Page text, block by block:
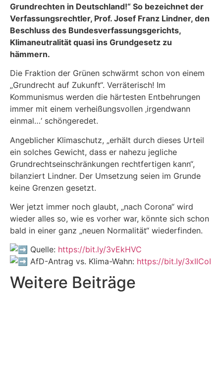
Grundrechten in Deutschland!“ So bezeichnet der
Verfassungsrechtler, Prof. Josef Franz Lindner, den
Beschluss des Bundesverfassungsgerichts,
Klimaneutralität quasi ins Grundgesetz zu
hämmern.
Die Fraktion der Grünen schwärmt schon von einem
„Grundrecht auf Zukunft“. Verräterisch! Im
Kommunismus werden die härtesten Entbehrungen
immer mit einem verheißungsvollen ‚irgendwann
einmal…‘ schöngeredet.
Angeblicher Klimaschutz, „erhält durch dieses Urteil
ein solches Gewicht, dass er nahezu jegliche
Grundrechtseinschränkungen rechtfertigen kann“,
bilanziert Lindner. Der Umsetzung seien im Grunde
keine Grenzen gesetzt.
Wer jetzt immer noch glaubt, „nach Corona“ wird
wieder alles so, wie es vorher war, könnte sich schon
bald in einer ganz „neuen Normalität“ wiederfinden.
Quelle: https://bit.ly/3vEkHVC
AfD-Antrag vs. Klima-Wahn: https://bit.ly/3xIICoI
Weitere Beiträge